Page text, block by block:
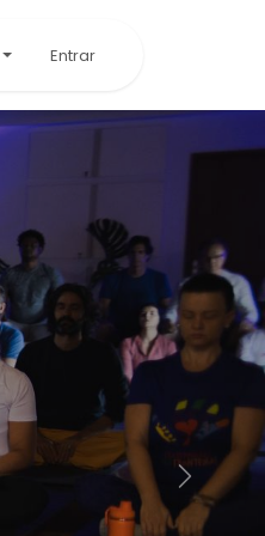
Entrar
Next